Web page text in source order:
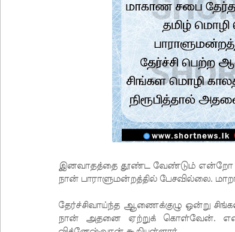
இனவாதத்தை தூண்ட வேண்டும் என்றோ
நான் பாராளுமன்றத்தில் பேசவில்லை.
தேர்ச்சிவாய்ந்த ஆணைக்குழு ஒன்று
நான் அதனை ஏற்றுக் கொள்வேன். என்று